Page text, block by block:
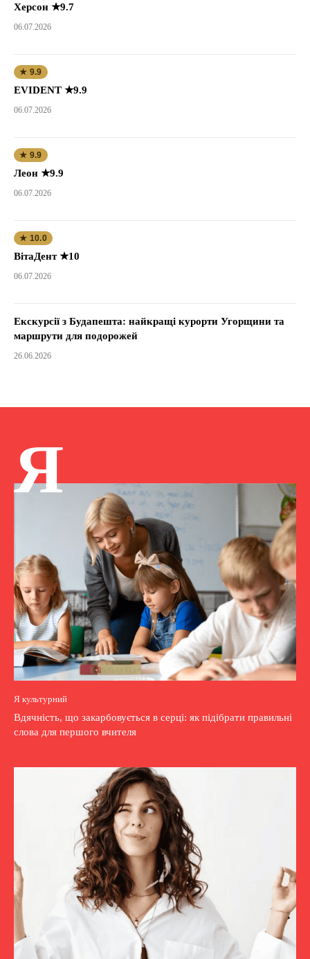
Херсон ★9.7
06.07.2026
★ 9.9
EVIDENT ★9.9
06.07.2026
★ 9.9
Леон ★9.9
06.07.2026
★ 10.0
ВітаДент ★10
06.07.2026
Екскурсії з Будапешта: найкращі курорти Угорщини та
маршрути для подорожей
26.06.2026
Я
Я культурний
Вдячність, що закарбовується в серці: як підібрати правильні
слова для першого вчителя